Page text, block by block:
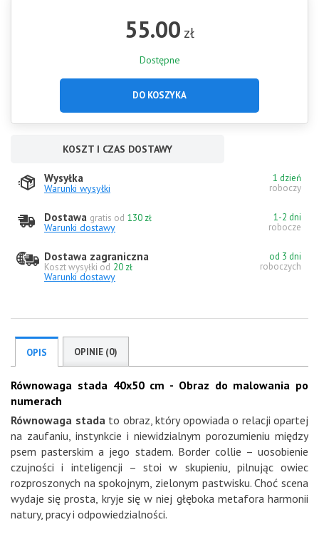
55.00 zł
Dostępne
DO KOSZYKA
KOSZT I CZAS DOSTAWY
Wysyłka
Warunki wysyłki
1 dzień
roboczy
Dostawa gratis od 130 zł
Warunki dostawy
1-2 dni
robocze
Dostawa zagraniczna
Koszt wysyłki od 20 zł
Warunki dostawy
od 3 dni
roboczych
OPIS OPINIE (0)
Równowaga stada 40x50 cm - Obraz do malowania po
numerach
Równowaga stadato obraz, który opowiada o relacji opartej
na zaufaniu, instynkcie i niewidzialnym porozumieniu między
psem pasterskim a jego stadem. Border collie – uosobienie
czujności i inteligencji – stoi w skupieniu, pilnując owiec
rozproszonych na spokojnym, zielonym pastwisku. Choć scena
wydaje się prosta, kryje się w niej głęboka metafora harmonii
natury, pracy i odpowiedzialności.